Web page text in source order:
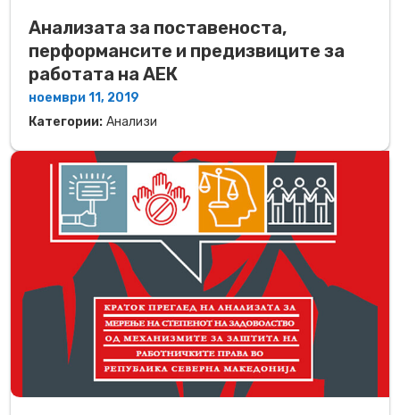
Анализата за поставеноста,
перформансите и предизвиците за
работата на АЕК
ноември 11, 2019
Категории: Анализи